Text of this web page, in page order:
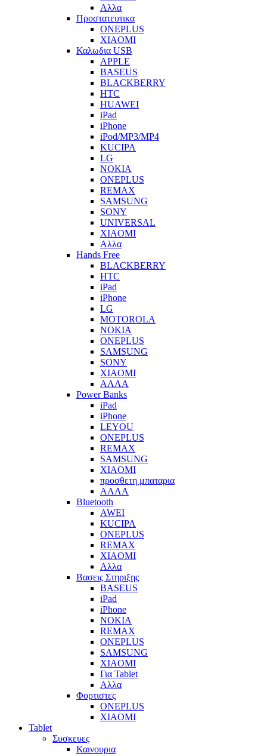
Αλλα
Προστατευτικα
ONEPLUS
XIAOMI
Καλωδια USB
APPLE
BASEUS
BLACKBERRY
HTC
HUAWEI
iPad
iPhone
iPod/MP3/MP4
KUCIPA
LG
NOKIA
ONEPLUS
REMAX
SAMSUNG
SONY
UNIVERSAL
XIAOMI
Αλλα
Hands Free
BLACKBERRY
HTC
iPad
iPhone
LG
MOTOROLA
NOKIA
ONEPLUS
SAMSUNG
SONY
XIAOMI
ΑΛΛΑ
Power Banks
iPad
iPhone
LEYOU
ONEPLUS
REMAX
SAMSUNG
XIAOMI
προσθετη μπαταρια
ΑΛΛΑ
Bluetooth
AWEI
KUCIPA
ONEPLUS
REMAX
XIAOMI
Αλλα
Βασεις Στηριξης
BASEUS
iPad
iPhone
NOKIA
REMAX
ONEPLUS
SAMSUNG
XIAOMI
Για Tablet
Αλλα
Φορτιστες
ONEPLUS
XIAOMI
Tablet
Συσκευες
Καινουρια